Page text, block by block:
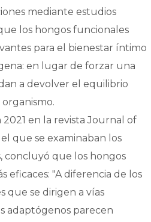
mediante estudios
los hongos funcionales
para el bienestar íntimo
en lugar de forzar una
a devolver el equilibrio
en la revista Journal of
que se examinaban los
concluyó que los hongos
eficaces: "A diferencia de los
que se dirigen a vías
adaptógenos parecen